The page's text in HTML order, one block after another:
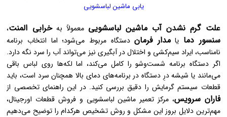
یابی ماشین لباسشویی
علت گرم نشدن آب ماشین لباسشویی معمولاً بهخرابی المنت،
سنسور دما یامدار فرماندستگاه مربوط می‌شود؛ اما انتخاب برنامه
نامناسب، ایراد سیم‌کشی و اختلال در آبگیری نیز می‌تواند آب را سرد نگه دارد.
اگر دستگاه برنامه شست‌وشو را کامل می‌کند، اما لکه‌ها روی لباس باقی
می‌مانند یا شیشه درِ دستگاه در برنامه‌های دمای بالا همچنان سرد است، باید
قطعات سیستم گرمایش را دقیق بررسی کنید. در این راهنمای تخصصی از
فاران سرویس، مرکز تعمیر ماشین لباسشویی و فروش قطعات اورجینال،
مهم‌ترین دلایل بروز این مشکل و روش تشخیص هرکدام را توضیح می‌دهیم